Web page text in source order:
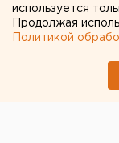
сражения ВОВ
«Зарница 2.0»
используется
Продолжая
Политикой